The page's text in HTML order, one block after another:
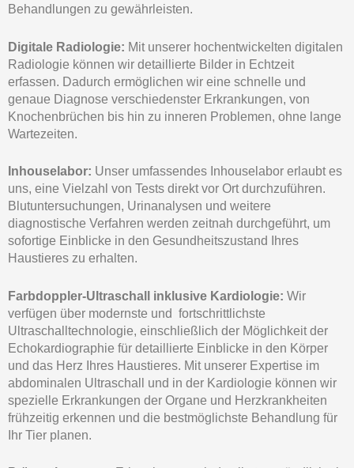
Behandlungen zu gewährleisten.
Digitale Radiologie: Mit unserer hochentwickelten digitalen
Radiologie können wir detaillierte Bilder in Echtzeit
erfassen. Dadurch ermöglichen wir eine schnelle und
genaue Diagnose verschiedenster Erkrankungen, von
Knochenbrüchen bis hin zu inneren Problemen, ohne lange
Wartezeiten.
Inhouselabor: Unser umfassendes Inhouselabor erlaubt es
uns, eine Vielzahl von Tests direkt vor Ort durchzuführen.
Blutuntersuchungen, Urinanalysen und weitere
diagnostische Verfahren werden zeitnah durchgeführt, um
sofortige Einblicke in den Gesundheitszustand Ihres
Haustieres zu erhalten.
Farbdoppler-Ultraschall inklusive Kardiologie: Wir
verfügen über modernste und fortschrittlichste
Ultraschalltechnologie, einschließlich der Möglichkeit der
Echokardiographie für detaillierte Einblicke in den Körper
und das Herz Ihres Haustieres. Mit unserer Expertise im
abdominalen Ultraschall und in der Kardiologie können wir
spezielle Erkrankungen der Organe und Herzkrankheiten
frühzeitig erkennen und die bestmöglichste Behandlung für
Ihr Tier planen.